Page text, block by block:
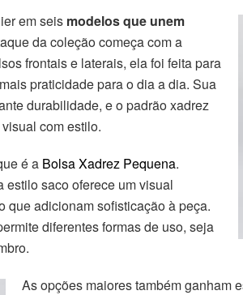
em seis modelos que unem
da coleção começa com a
frontais e laterais, ela foi feita para
praticidade para o dia a dia. Sua
durabilidade, e o padrão xadrez
com estilo.
é a Bolsa Xadrez Pequena.
saco oferece um visual
que adicionam sofisticação à peça.
diferentes formas de uso, seja
As opções maiores também ganham